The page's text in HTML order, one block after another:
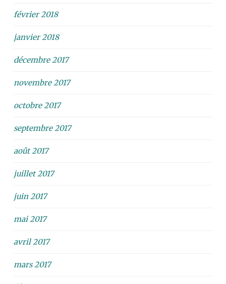
février 2018
janvier 2018
décembre 2017
novembre 2017
octobre 2017
septembre 2017
août 2017
juillet 2017
juin 2017
mai 2017
avril 2017
mars 2017